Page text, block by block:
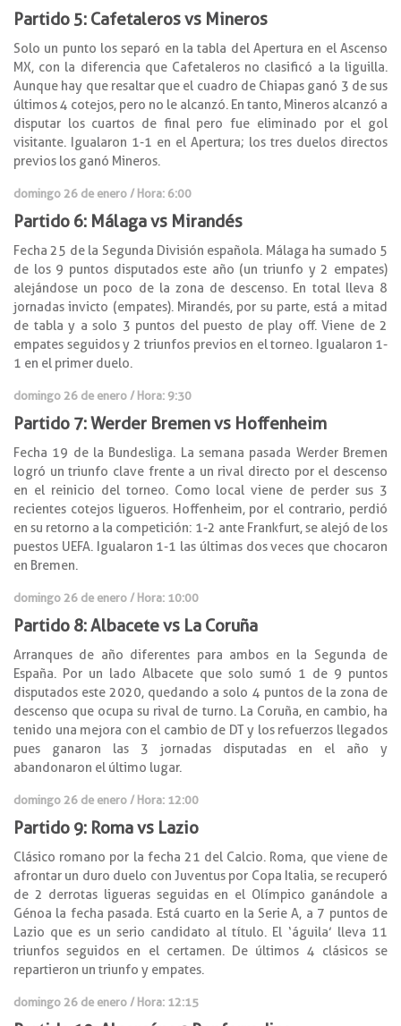
Partido 5: Cafetaleros vs Mineros
Solo un punto los separó en la tabla del Apertura en el Ascenso
MX, con la diferencia que Cafetaleros no clasificó a la liguilla.
Aunque hay que resaltar que el cuadro de Chiapas ganó 3 de sus
últimos 4 cotejos, pero no le alcanzó. En tanto, Mineros alcanzó a
disputar los cuartos de final pero fue eliminado por el gol
visitante. Igualaron 1-1 en el Apertura; los tres duelos directos
previos los ganó Mineros.
domingo 26 de enero / Hora: 6:00
Partido 6: Málaga vs Mirandés
Fecha 25 de la Segunda División española. Málaga ha sumado 5
de los 9 puntos disputados este año (un triunfo y 2 empates)
alejándose un poco de la zona de descenso. En total lleva 8
jornadas invicto (empates). Mirandés, por su parte, está a mitad
de tabla y a solo 3 puntos del puesto de play off. Viene de 2
empates seguidos y 2 triunfos previos en el torneo. Igualaron 1-
1 en el primer duelo.
domingo 26 de enero / Hora: 9:30
Partido 7: Werder Bremen vs Hoffenheim
Fecha 19 de la Bundesliga. La semana pasada Werder Bremen
logró un triunfo clave frente a un rival directo por el descenso
en el reinicio del torneo. Como local viene de perder sus 3
recientes cotejos ligueros. Hoffenheim, por el contrario, perdió
en su retorno a la competición: 1-2 ante Frankfurt, se alejó de los
puestos UEFA. Igualaron 1-1 las últimas dos veces que chocaron
en Bremen.
domingo 26 de enero / Hora: 10:00
Partido 8: Albacete vs La Coruña
Arranques de año diferentes para ambos en la Segunda de
España. Por un lado Albacete que solo sumó 1 de 9 puntos
disputados este 2020, quedando a solo 4 puntos de la zona de
descenso que ocupa su rival de turno. La Coruña, en cambio, ha
tenido una mejora con el cambio de DT y los refuerzos llegados
pues ganaron las 3 jornadas disputadas en el año y
abandonaron el último lugar.
domingo 26 de enero / Hora: 12:00
Partido 9: Roma vs Lazio
Clásico romano por la fecha 21 del Calcio. Roma, que viene de
afrontar un duro duelo con Juventus por Copa Italia, se recuperó
de 2 derrotas ligueras seguidas en el Olímpico ganándole a
Génoa la fecha pasada. Está cuarto en la Serie A, a 7 puntos de
Lazio que es un serio candidato al título. El ‘águila’ lleva 11
triunfos seguidos en el certamen. De últimos 4 clásicos se
repartieron un triunfo y empates.
domingo 26 de enero / Hora: 12:15